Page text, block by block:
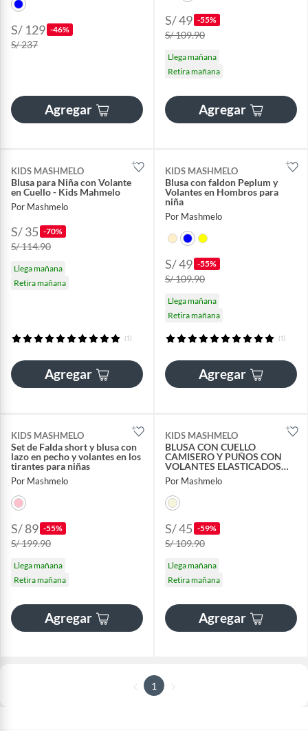
S/ 129 -46%
S/ 237
Agregar
S/ 49 -55%
S/ 109.90
Llega mañana
Retira mañana
Agregar
KIDS MASHMELO
Blusa para Niña con Volante
en Cuello - Kids Mahmelo
Por Mashmelo
S/ 35 -70%
S/ 114.90
Llega mañana
Retira mañana
(1)
Agregar
KIDS MASHMELO
Blusa con faldon Peplum y
Volantes en Hombros para
niña
Por Mashmelo
S/ 49 -55%
S/ 109.90
Llega mañana
Retira mañana
(1)
Agregar
KIDS MASHMELO
Set de Falda short y blusa con
lazo en pecho y volantes en los
tirantes para niñas
Por Mashmelo
S/ 89 -55%
S/ 199.90
Llega mañana
Retira mañana
Agregar
KIDS MASHMELO
BLUSA CON CUELLO
CAMISERO Y PUÑOS CON
VOLANTES ELASTICADOS
MASHMELO
Por Mashmelo
S/ 45 -59%
S/ 109.90
Llega mañana
Retira mañana
Agregar
1